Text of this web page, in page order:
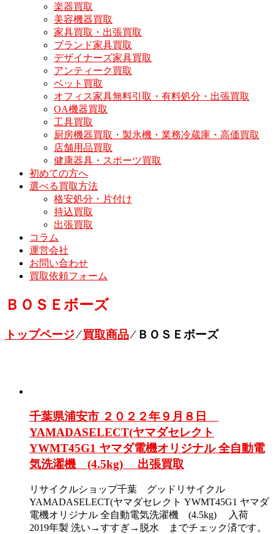
楽器買取
美容機器買取
家具買取・出張買取
ブランド家具買取
デザイナーズ家具買取
アンティーク買取
ベット買取
オフィス家具無料引取・有料処分・出張買取
OA機器買取
工具買取
厨房機器買取・製氷機・業務冷蔵庫・高価買取
店舗用品買取
健康器具・スポーツ買取
初めての方へ
選べる買取方法
格安処分・片付け
持込買取
出張買取
コラム
運営会社
お問い合わせ
買取依頼フォーム
ＢＯＳＥボーズ
トップページ⁄買取商品⁄ ＢＯＳＥボーズ
千葉県浦安市 ２０２２年９月８日
YAMADASELECT(ヤマダセレクト
YWMT45G1 ヤマダ電機オリジナル 全自動電
気洗濯機 (4.5kg) 出張買取
リサイクルショップ千葉 グッドリサイクル
YAMADASELECT(ヤマダセレクト YWMT45G1 ヤマダ
電機オリジナル 全自動電気洗濯機 (4.5kg) 入荷
2019年製 洗い→すすぎ→脱水 までチェック済です。